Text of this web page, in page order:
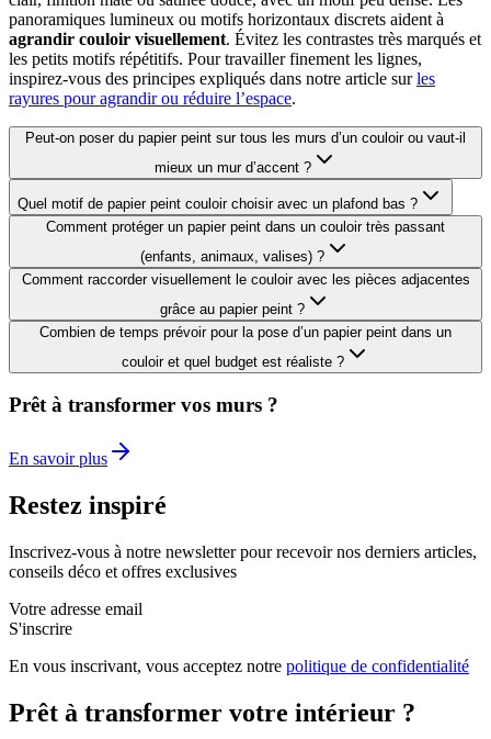
panoramiques lumineux ou motifs horizontaux discrets aident à
agrandir couloir visuellement. Évitez les contrastes très marqués et
les petits motifs répétitifs. Pour travailler finement les lignes,
inspirez-vous des principes expliqués dans notre article surles
rayures pour agrandir ou réduire l’espace.
Peut-on poser du papier peint sur tous les murs d’un couloir ou vaut-il
mieux un mur d’accent ?
Quel motif de papier peint couloir choisir avec un plafond bas ?
Comment protéger un papier peint dans un couloir très passant
(enfants, animaux, valises) ?
Comment raccorder visuellement le couloir avec les pièces adjacentes
grâce au papier peint ?
Combien de temps prévoir pour la pose d’un papier peint dans un
couloir et quel budget est réaliste ?
Prêt à transformer vos murs ?
En savoir plus
Restez inspiré
Inscrivez-vous à notre newsletter pour recevoir nos derniers articles,
conseils déco et offres exclusives
Votre adresse email
S'inscrire
En vous inscrivant, vous acceptez notre politique de confidentialité
Prêt à transformer votre intérieur ?